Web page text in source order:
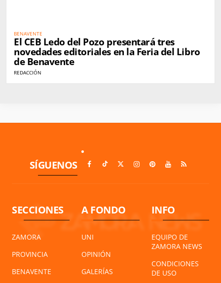
BENAVENTE
El CEB Ledo del Pozo presentará tres
novedades editoriales en la Feria del Libro
de Benavente
REDACCIÓN
SÍGUENOS
SECCIONES
ZAMORA
PROVINCIA
BENAVENTE
A FONDO
UNI
OPINIÓN
GALERÍAS
INFO
EQUIPO DE
ZAMORA NEWS
CONDICIONES
DE USO